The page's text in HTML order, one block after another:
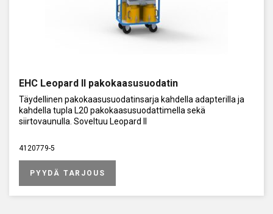
EHC Leopard II pakokaasusuodatin
Täydellinen pakokaasusuodatinsarja kahdella adapterilla ja
kahdella tupla L20 pakokaasusuodattimella sekä
siirtovaunulla. Soveltuu Leopard II
4120779-5
PYYDÄ TARJOUS